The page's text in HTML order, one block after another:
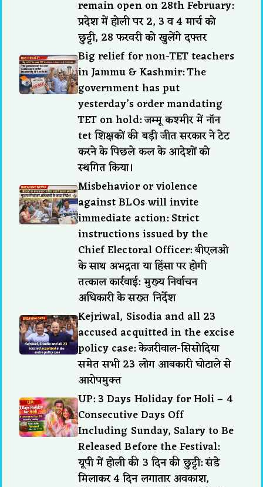
remain open on 28th February:
प्रदेश में होली पर 2, 3 व 4 मार्च को
छुट्टी, 28 फरवरी को खुलेंगे दफ्तर
Big relief for non-TET teachers
in Jammu & Kashmir: The
government has put
yesterday’s order mandating
TET on hold: जम्मू कश्मीर में नॉन
tet शिक्षकों की बड़ी जीत सरकार ने टेट
करने के पिछले कल के आदेशों को
स्थगित किया।
Misbehavior or violence
against BLOs will invite
immediate action: Strict
instructions issued by the
Chief Electoral Officer: बीएलओ
के साथ अभद्रता या हिंसा पर होगी
तत्काल कार्रवाई: मुख्य निर्वाचन
अधिकारी के सख्त निर्देश
Kejriwal, Sisodia and all 23
accused acquitted in the excise
policy case: केजरीवाल-सिसोदिया
समेत सभी 23 लोग आबकारी घोटाले से
आरोपमुक्त
UP: 3 Days Holiday for Holi – 4
Consecutive Days Off
Including Sunday, Salary to Be
Released Before the Festival:
यूपी में होली की 3 दिन की छुट्टी: संडे
मिलाकर 4 दिन लगातार अवकाश,